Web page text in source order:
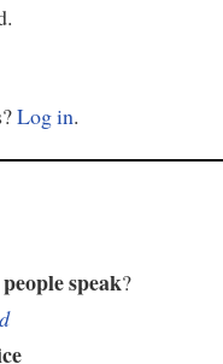
Log in.
speak?